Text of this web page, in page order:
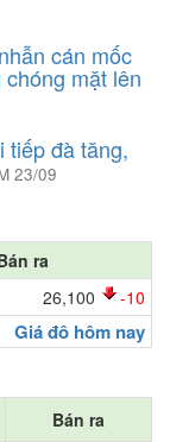
cán mốc
mặt lên
tiếp đà tăng,
23/09
ra
26,100 -10
Giá đô hôm nay
Bán ra